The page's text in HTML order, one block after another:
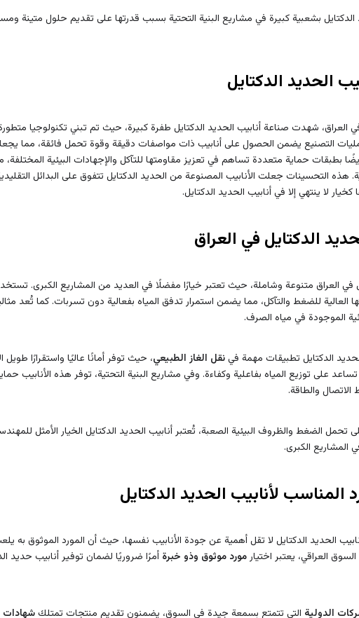
بشعبية كبيرة في مشاريع البنية التحتية بسبب قدرتها على تقديم حلول متينة
الحديد الدكتايل
العراق، شهدت صناعة أنابيب الحديد الدكتايل طفرة كبيرة، حيث تم تبني تكنولوجيا
التصنيع يضمن الحصول على أنابيب ذات مواصفات دقيقة وقوة تحمل فائقة، مما
بطبقات حماية متعددة تساهم في تعزيز مقاومتها للتآكل والإجهادات البيئية
هذه التحسينات جعلت الأنابيب المصنوعة من الحديد الدكتايل تتفوق على البدائل
لا ينتهي إلا في أنابيب الحديد الدكتايل.
الدكتايل في العراق
في العراق متنوعة وشاملة، حيث تعتبر خيارًا مفضلًا في العديد من المشاريع الكبرى.
للضغط والتآكل، مما يضمن استمرار تدفق المياه بفعالية دون تسربات. كما تُعد
الموجودة في مياه الصرف.
الدكتايل تطبيقات مهمة فينقل الغاز الطبيعي، حيث توفر أمانًا عاليًا واستقرارًا
تساعد على توزيع المياه بفاعلية وكفاءة. وفي مشاريع البنية التحتية، توفر هذه الأنابيب
والطاقة.
تحمل الضغط والظروف البيئية الصعبة، تُعتبر أنابيب الحديد الدكتايل الخيار الأمثل
المشاريع الكبرى.
المناسب لأنابيب الحديد الدكتايل
الحديد الدكتايل لا تقل أهمية عن جودة الأنابيب نفسها، حيث أن المورد الموثوق
العراقي، يعتبر اختيارمورد موثوق وذو خبرة أمرًا ضروريًا لضمان توفير أنابيب حديد
الدولية التي تتمتع بسمعة جيدة في السوق، يضمنون تقديم منتجات تمتلكشهادات